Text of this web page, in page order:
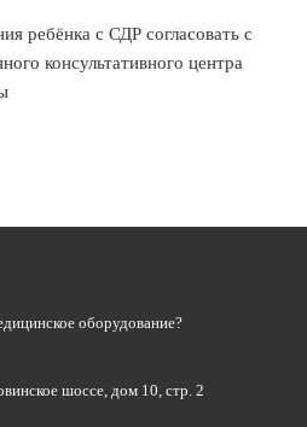
ребёнка с СДР согласовать с
консультативного центра
оборудование?
шоссе, дом 10, стр. 2